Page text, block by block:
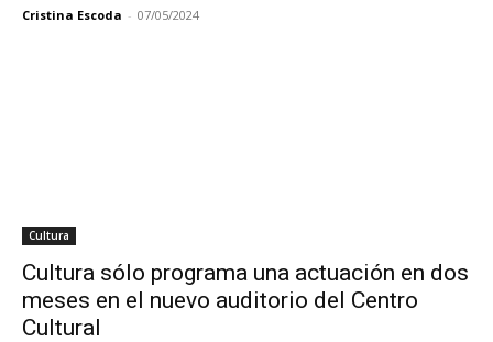
Cristina Escoda - 07/05/2024
Cultura
Cultura sólo programa una actuación en dos
meses en el nuevo auditorio del Centro
Cultural